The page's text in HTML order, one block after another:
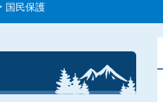
国民保護